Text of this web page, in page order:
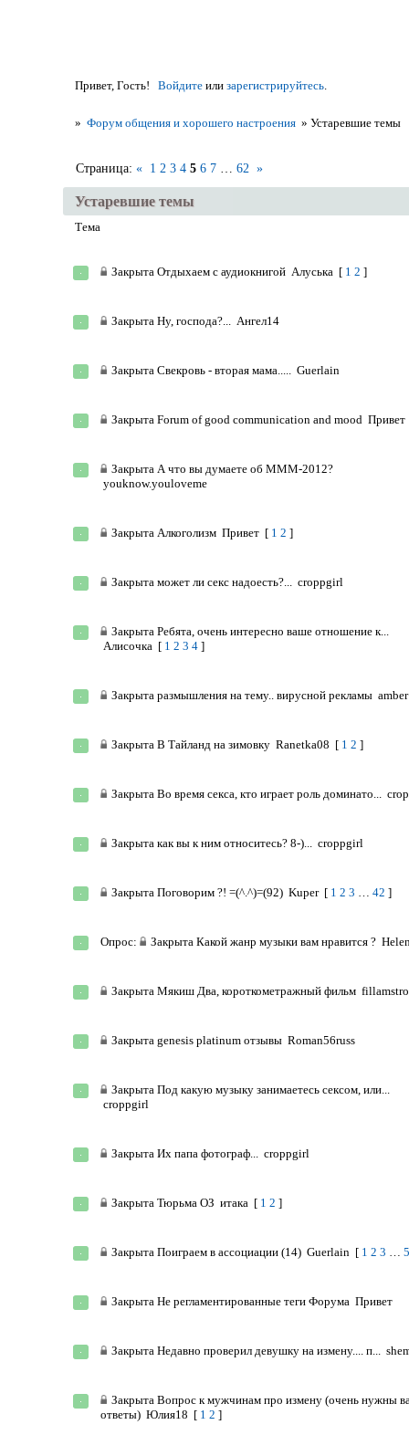
Привет, Гость! Войдите илизарегистрируйтесь.
» Форум общения и хорошего настроения » Устаревшие темы
Устаревшие темы
Страница: « 1 2 3 4 5 6 7 62 »
Тема
ЗакрытаОтдыхаем с аудиокнигой Алуська [ 1 2 ]
ЗакрытаНу, господа?... Ангел14
ЗакрытаСвекровь - вторая мама..... Guerlain
ЗакрытаForum of good communication and mood Привет
ЗакрытаА что вы думаете об МММ-2012?
youknow.youloveme
ЗакрытаАлкоголизм Привет [ 1 2 ]
Закрытаможет ли секс надоесть?... croppgirl
ЗакрытаРебята, очень интересно ваше отношение к...
Алисочка [ 1 2 3 4 ]
Закрытаразмышления на тему.. вирусной рекламы amber
ЗакрытаВ Тайланд на зимовку Ranetka08 [ 1 2 ]
ЗакрытаВо время секса, кто играет роль доминато...
Закрытакак вы к ним относитесь? 8-)... croppgirl
ЗакрытаПоговорим ?! =(^.^)=(92) Kuper [ 1 2 3 … 42 ]
Опрос: ЗакрытаКакой жанр музыки вам нравится ?
ЗакрытаМякиш Два, короткометражный фильм
Закрытаgenesis platinum отзывы Roman56russ
ЗакрытаПод какую музыку занимаетесь сексом, или...
croppgirl
ЗакрытаИх папа фотограф... croppgirl
ЗакрытаТюрьма ОЗ итака [ 1 2 ]
ЗакрытаПоиграем в ассоциации (14) Guerlain [ 1 2 3 …
ЗакрытаНе регламентированные теги Форума Привет
ЗакрытаНедавно проверил девушку на измену.... п...
ЗакрытаВопрос к мужчинам про измену (очень нужны
ответы) Юлия18 [ 1 2 ]